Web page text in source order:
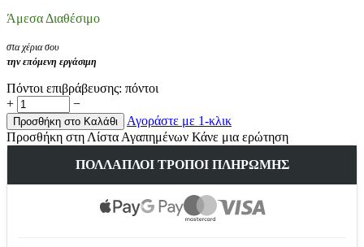
Άμεσα Διαθέσιμο
στα χέρια σου
την επόμενη εργάσιμη
Πόντοι επιβράβευσης: πόντοι
+
−
Προσθήκη στο Καλάθι
Αγοράστε με 1-κλικ
Προσθήκη στη Λίστα Αγαπημένων Κάνε μια ερώτηση
ΠΟΛΛΑΠΛΟΊ ΤΡΌΠΟΙ ΠΛΗΡΩΜΉΣ